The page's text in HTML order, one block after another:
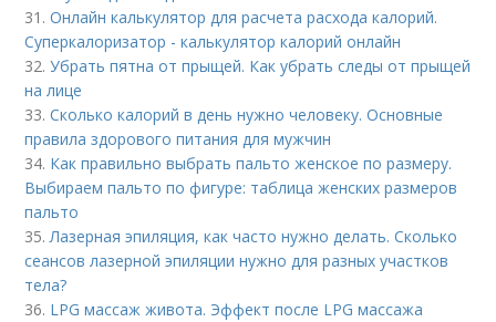
31.Онлайн калькулятор для расчета расхода калорий.
Суперкалоризатор - калькулятор калорий онлайн
32.Убрать пятна от прыщей. Как убрать следы от прыщей
на лице
33.Сколько калорий в день нужно человеку. Основные
правила здорового питания для мужчин
34. Как правильно выбрать пальто женское по размеру.
Выбираем пальто по фигуре: таблица женских размеров
пальто
35.Лазерная эпиляция, как часто нужно делать. Сколько
сеансов лазерной эпиляции нужно для разных участков
тела?
36. LPG массаж живота. Эффект после LPG массажа